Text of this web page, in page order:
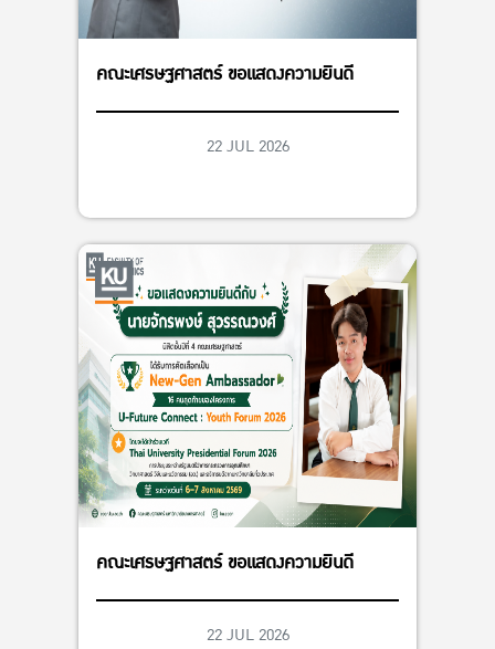
คณะเศรษฐศาสตร์ ขอแสดงความยินดี
22 JUL 2026
คณะเศรษฐศาสตร์ ขอแสดงความยินดี
22 JUL 2026